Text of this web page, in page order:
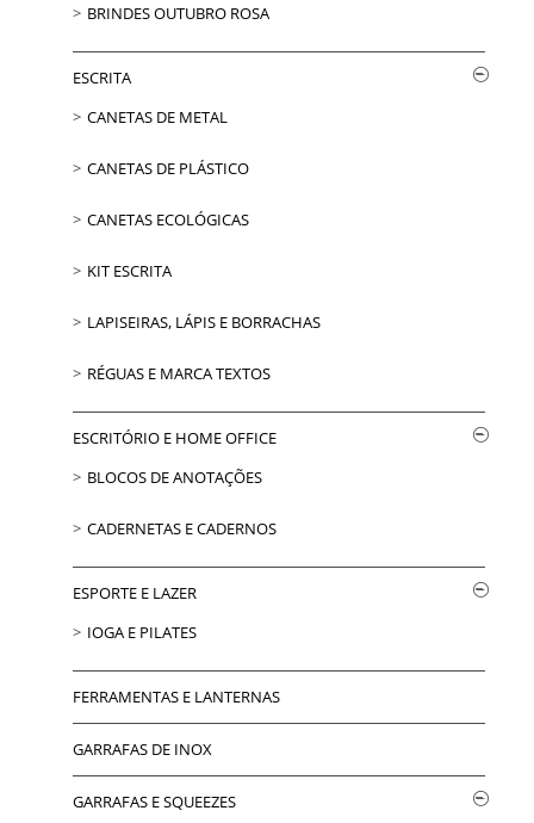
BRINDES OUTUBRO ROSA
ESCRITA
CANETAS DE METAL
CANETAS DE PLÁSTICO
CANETAS ECOLÓGICAS
KIT ESCRITA
LAPISEIRAS, LÁPIS E BORRACHAS
RÉGUAS E MARCA TEXTOS
ESCRITÓRIO E HOME OFFICE
BLOCOS DE ANOTAÇÕES
CADERNETAS E CADERNOS
ESPORTE E LAZER
IOGA E PILATES
FERRAMENTAS E LANTERNAS
GARRAFAS DE INOX
GARRAFAS E SQUEEZES